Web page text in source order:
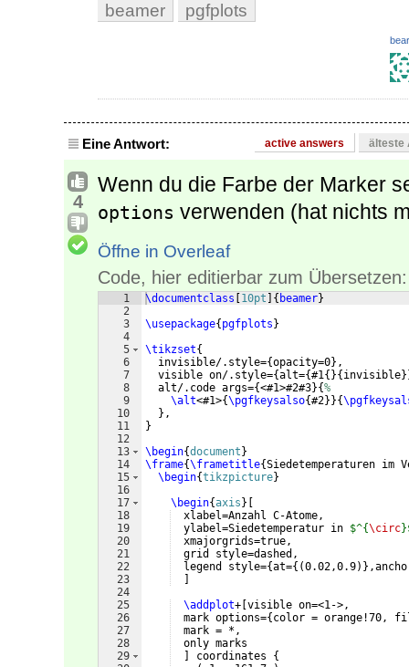
beamer pgfplots
Eine Antwort: active answers älteste
4
Wenn du die Farbe der Marker
options verwenden (hat nichts
Öffne in Overleaf
Code, hier editierbar zum Übersetzen:
1
2
3
4
5
6
7
8
9
10
11
12
13
14
15
16
17
18
19
20
21
22
23
24
25
26
27
28
29
\documentclass 10pt { beamer}
\usepackage{ pgfplots }
\tikzset{
  invisible/.style=
{opacity=0} ,
  visible on/.style=
{alt={#1{ }{ invisible
  alt/.code args=
{<#1>#2#3}{%
\alt<#1>{\pgfkeysalso{#2}}{
} ,
}
\begin{document }
\frame{\frametitle{Siedetemperaturen im
\begin{tikzpicture}
\begin{axis }
  xlabel=Anzahl C-Atome,
  ylabel=Siedetemperatur in
$^{\circ
  xmajorgrids=true,
  grid style=dashed,
  legend style=
{at={(0.02,0.9)}
\addplot+ visible on=<1->,
  mark options=
{ color = orange!70,
  mark = *,
  only marks
coordinates {